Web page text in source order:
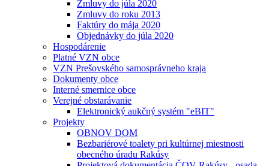
Zmluvy do júla 2020
Zmluvy do roku 2013
Faktúry do mája 2020
Objednávky do júla 2020
Hospodárenie
Platné VZN obce
VZN Prešovského samosprávneho kraja
Dokumenty obce
Interné smernice obce
Verejné obstarávanie
Elektronický aukčný systém "eBIT"
Projekty
OBNOV DOM
Bezbariérové toalety pri kultúrnej miestnosti
obecného úradu Rakúsy